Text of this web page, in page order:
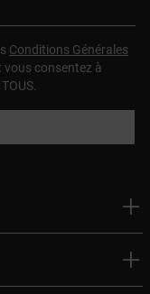
Conditions Générales
vous consentez à